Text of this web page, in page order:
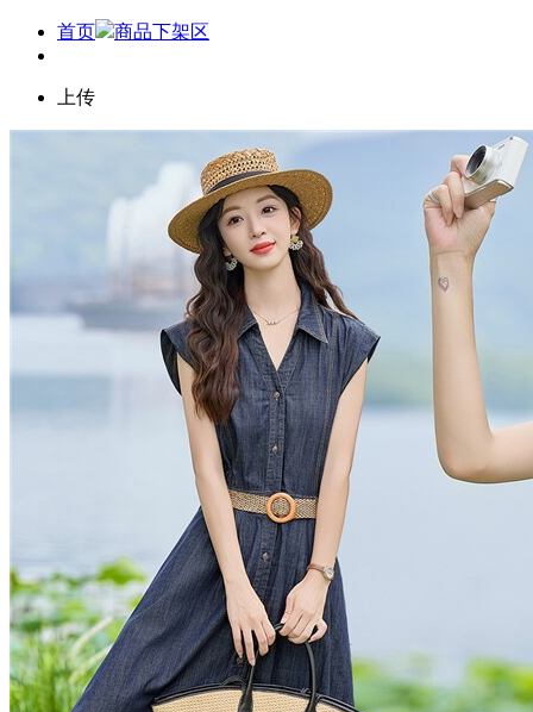
首页 商品下架区
上传